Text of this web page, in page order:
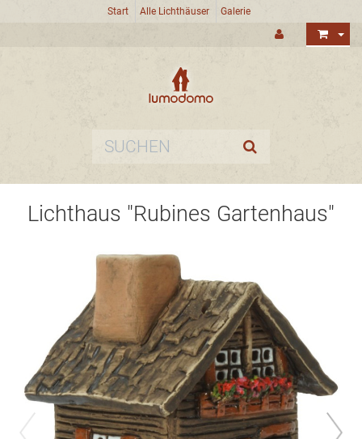
Start Alle Lichthäuser Galerie
Lichthaus "Rubines Gartenhaus"
prev next